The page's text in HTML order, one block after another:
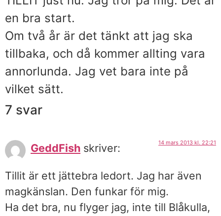
en bra start.
Om två år är det tänkt att jag ska
tillbaka, och då kommer allting vara
annorlunda. Jag vet bara inte på
vilket sätt.
7 svar
GeddFish skriver: 14 mars 2013 kl. 22:21
Tillit är ett jättebra ledort. Jag har även
magkänslan. Den funkar för mig.
Ha det bra, nu flyger jag, inte till Blåkulla,